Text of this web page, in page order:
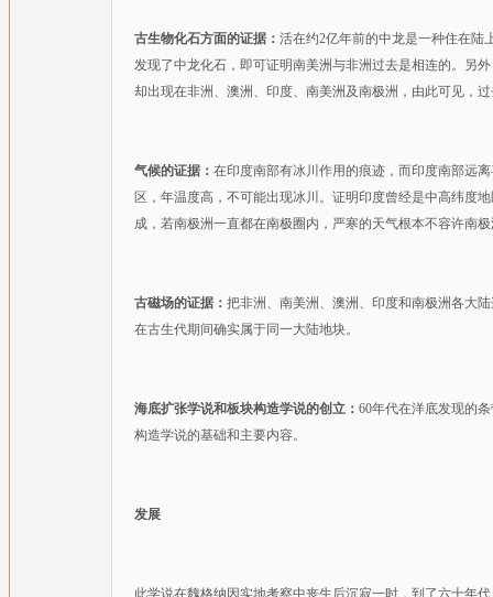
古生物化石方面的证据： 活在约2亿年前的中龙是一种住在陆
发现了中龙化石，即可证明南美洲与非洲过去是相连的。另
却出现在非洲、澳洲、印度、南美洲及南极洲，由此可见，
气候的证据： 在印度南部有冰川作用的痕迹，而印度南部远
区，年温度高，不可能出现冰川。证明印度曾经是中高纬度
成，若南极洲一直都在南极圈内，严寒的天气根本不容许南
古磁场的证据： 把非洲、南美洲、澳洲、印度和南极洲各大
在古生代期间确实属于同一大陆地块。
海底扩张学说和板块构造学说的创立： 60年代在洋底发现的
构造学说的基础和主要内容。
发展
此学说在魏格纳因实地考察中丧生后沉寂一时，到了六十年